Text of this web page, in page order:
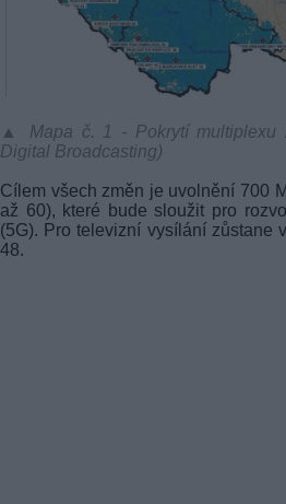
▲ Mapa č. 1 - Pokrytí multiplexu
Digital Broadcasting)
Cílem všech změn je uvolnění 700
až 60), které bude sloužit pro
(5G). Pro televizní vysílání zůstane
48.